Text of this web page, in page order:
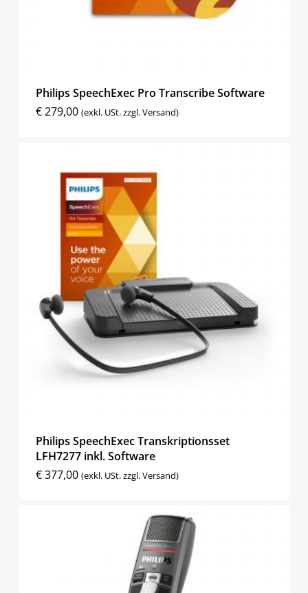
Philips SpeechExec Pro Transcribe Software
€279,00 (exkl. USt. zzgl. Versand)
Philips SpeechExec Transkriptionsset
LFH7277 inkl. Software
€377,00 (exkl. USt. zzgl. Versand)